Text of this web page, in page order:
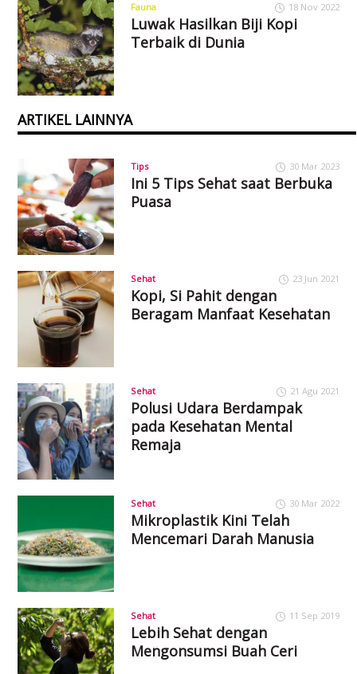
Fauna 18 Nov 2022
Luwak Hasilkan Biji Kopi
Terbaik di Dunia
ARTIKEL LAINNYA
Tips 30 Mar 2023
Ini 5 Tips Sehat saat Berbuka
Puasa
Sehat 23 Jun 2021
Kopi, Si Pahit dengan
Beragam Manfaat Kesehatan
Sehat 21 Agu 2021
Polusi Udara Berdampak
pada Kesehatan Mental
Remaja
Sehat 30 Mar 2022
Mikroplastik Kini Telah
Mencemari Darah Manusia
Sehat 11 Sep 2019
Lebih Sehat dengan
Mengonsumsi Buah Ceri